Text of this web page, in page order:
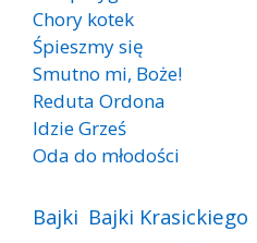
Chory kotek
Śpieszmy się
Smutno mi, Boże!
Reduta Ordona
Idzie Grześ
Oda do młodości
Bajki Bajki Krasickiego